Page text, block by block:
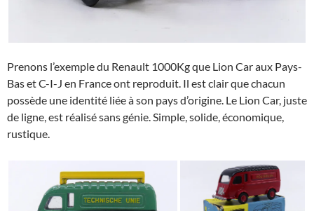
Prenons l’exemple du Renault 1000Kg que Lion Car aux Pays-
Bas et C-I-J en France ont reproduit. Il est clair que chacun
possède une identité liée à son pays d’origine. Le Lion Car, juste
de ligne, est réalisé sans génie. Simple, solide, économique,
rustique.